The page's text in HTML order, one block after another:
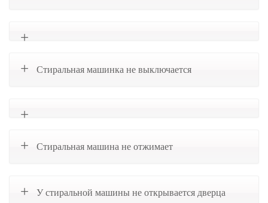
Стиральная машинка не выключается
Стиральная машина не отжимает
У стиральной машины не открывается дверца